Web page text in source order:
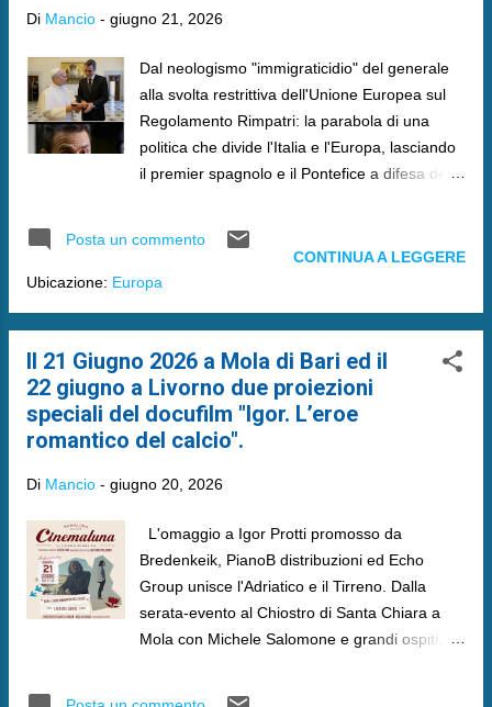
Di Mancio - giugno 21, 2026
Dal neologismo "immigraticidio" del generale
alla svolta restrittiva dell'Unione Europea sul
Regolamento Rimpatri: la parabola di una
politica che divide l'Italia e l'Europa, lasciando
il premier spagnolo e il Pontefice a difesa dei
Posta un commento
Ubicazione: Europa
CONTINUA A LEGGERE
Il 21 Giugno 2026 a Mola di Bari ed il
22 giugno a Livorno due proiezioni
speciali del docufilm "Igor. L’eroe
romantico del calcio".
Di Mancio - giugno 20, 2026
L'omaggio a Igor Protti promosso da
Bredenkeik, PianoB distribuzioni ed Echo
Group unisce l'Adriatico e il Tirreno. Dalla
serata-evento al Chiostro di Santa Chiara a
Mola con Michele Salomone e grandi ospiti,